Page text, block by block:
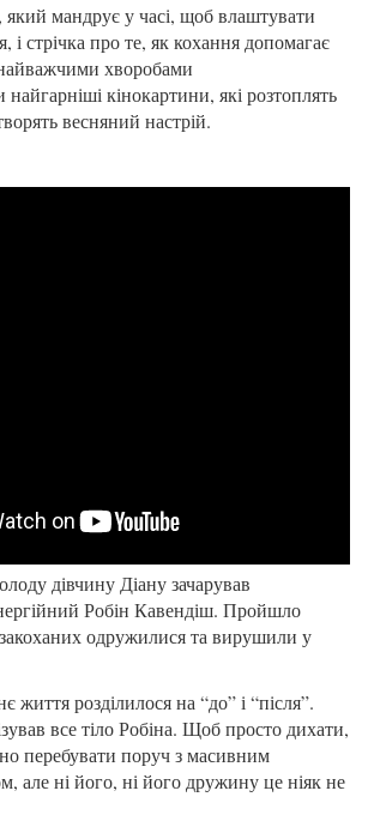
мандрує у часі, щоб влаштувати
і стрічка про те, як кохання допомагає
хворобами
найгарніші кінокартини, які розтоплять
весняний настрій.
дівчину Діану зачарував
Робін Кавендіш. Пройшло
одружилися та вирушили у
життя розділилося на “до” і “після”.
все тіло Робіна. Щоб просто дихати,
перебувати поруч з масивним
але ні його, ні його дружину це ніяк не